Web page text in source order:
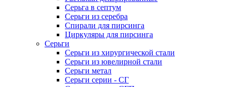
Серьга в септум
Серьги из серебра
Спирали для пирсинга
Циркуляры для пирсинга
Серьги
Серьги из хирургической стали
Серьги из ювелирной стали
Серьги метал
Серьги серии - СГ